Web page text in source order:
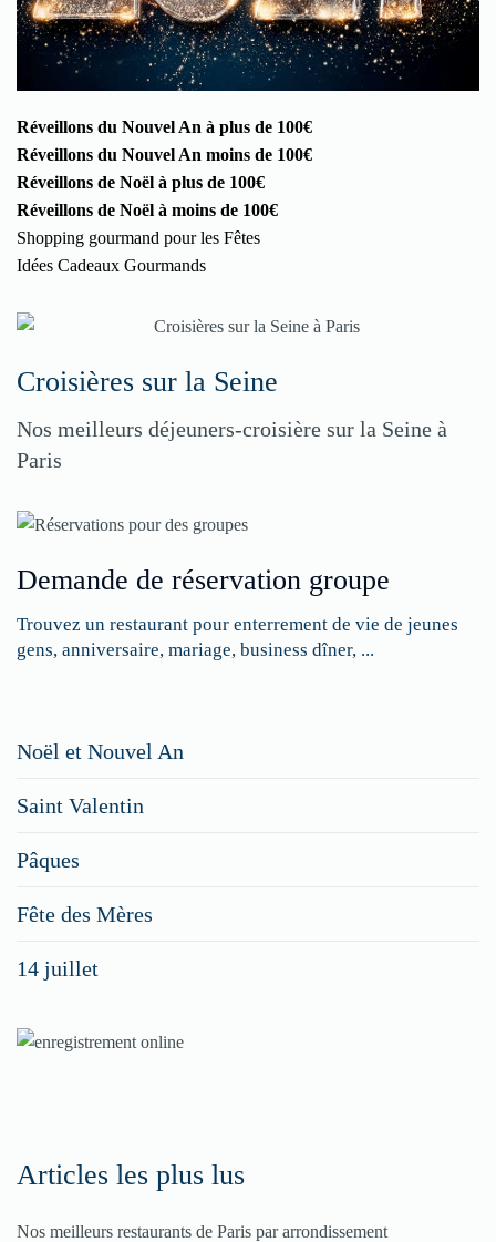
Réveillons du Nouvel An à plus de 100€
Réveillons du Nouvel An moins de 100€
Réveillons de Noël à plus de 100€
Réveillons de Noël à moins de 100€
Shopping gourmand pour les Fêtes
Idées Cadeaux Gourmands
Croisières sur la Seine
Nos meilleurs déjeuners-croisière sur la Seine à
Paris
Demande de réservation groupe
Trouvez un restaurant pour enterrement de vie de jeunes
gens, anniversaire, mariage, business dîner, ...
Noël et Nouvel An
Saint Valentin
Pâques
Fête des Mères
14 juillet
Articles les plus lus
Nos meilleurs restaurants de Paris par arrondissement